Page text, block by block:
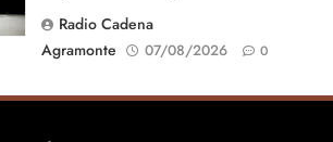
Radio Cadena
Agramonte
07/08/2026 0